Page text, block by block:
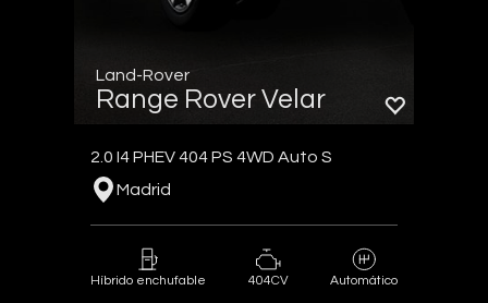
Land-Rover
Range Rover Velar
2.0 I4 PHEV 404 PS 4WD Auto S
Madrid
Híbrido enchufable 404CV Automático